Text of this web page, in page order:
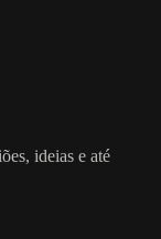
ideias e até